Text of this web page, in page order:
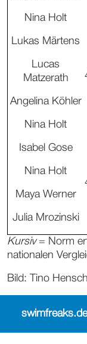
Nina Holt
Lukas Märtens
Lucas
Matzerath
Angelina Köhler
Nina Holt
Isabel Gose
Nina Holt
Maya Werner
Julia Mrozinski
Kursiv= Norm
nationalen
Bild: Tino
swimfreaks.de